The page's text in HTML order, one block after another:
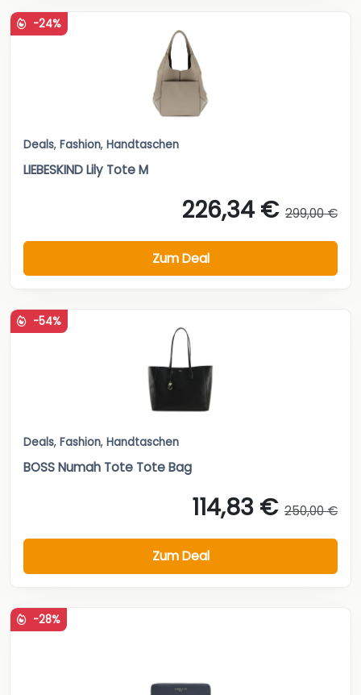
-24%
Deals, Fashion, Handtaschen
LIEBESKIND Lily Tote M
226,34 € 299,00 €
Zum Deal
-54%
Deals, Fashion, Handtaschen
BOSS Numah Tote Tote Bag
114,83 € 250,00 €
Zum Deal
-28%